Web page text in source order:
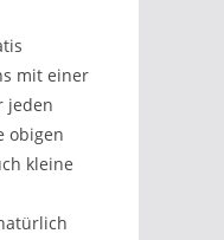
mit einer
jeden
obigen
kleine